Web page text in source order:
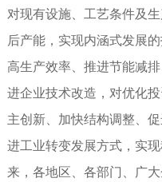
对现有设施、工艺条件及
后产能，实现内涵式发展
高生产效率、推进节能减
进企业技术改造，对优化
主创新、加快结构调整、
进工业转变发展方式，实
来，各地区、各部门、广